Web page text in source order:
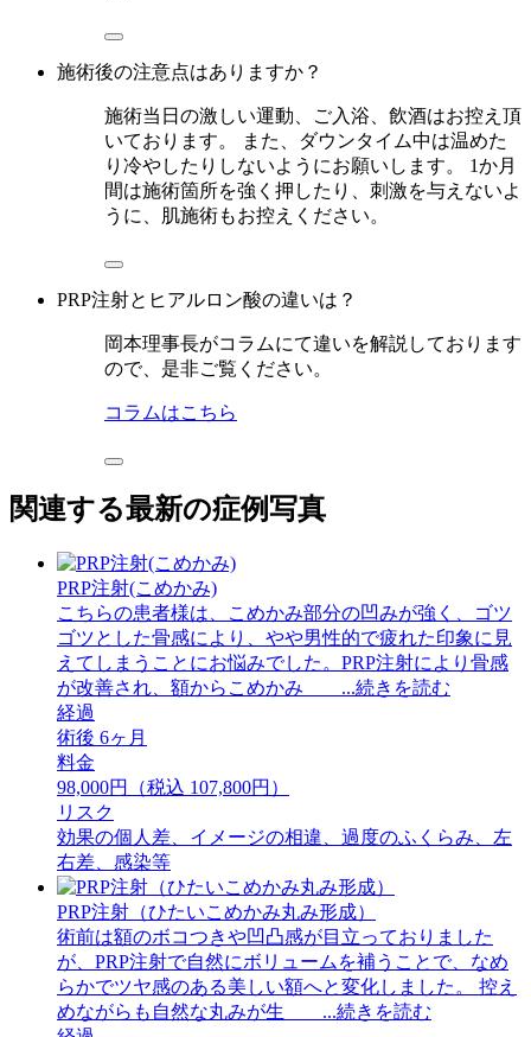
施術後の注意点はありますか？
施術当日の激しい運動、ご入浴、飲酒はお控え頂
いております。 また、ダウンタイム中は温めた
り冷やしたりしないようにお願いします。 1か月
間は施術箇所を強く押したり、刺激を与えないよ
うに、肌施術もお控えください。
PRP注射とヒアルロン酸の違いは？
岡本理事長がコラムにて違いを解説しております
ので、是非ご覧ください。
コラムはこちら
関連する最新の症例写真
PRP注射(こめかみ)
こちらの患者様は、こめかみ部分の凹みが強く、ゴツ
ゴツとした骨感により、やや男性的で疲れた印象に見
えてしまうことにお悩みでした。PRP注射により骨感
が改善され、額からこめかみ ...続きを読む
経過
術後 6ヶ月
料金
98,000円（税込 107,800円）
リスク
効果の個人差、イメージの相違、過度のふくらみ、左
右差、感染等
PRP注射（ひたいこめかみ丸み形成）
術前は額のボコつきや凹凸感が目立っておりました
が、PRP注射で自然にボリュームを補うことで、なめ
らかでツヤ感のある美しい額へと変化しました。 ⁡控え
めながらも自然な丸みが生 ...続きを読む